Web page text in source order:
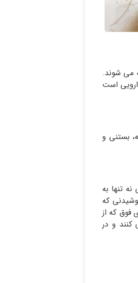
می شوند.
خواص دارویی است
بستنی و
تنها به
که
فوق که از
و در